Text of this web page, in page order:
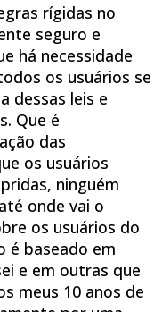
rígidas no
seguro e
há necessidade
os usuários se
dessas leis e
Que é
das
os usuários
ninguém
onde vai o
os usuários do
é baseado em
e em outras que
meus 10 anos de